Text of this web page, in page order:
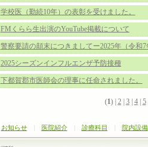
学校医（勤続10年）の表彰を受けました。
FMくらら生出演のYouTube掲載について
警察要請の顛末につきましてー2025年（令和7
2025シーズンインフルエンザ予防接種
下都賀郡市医師会の理事に任命されました。
(1) | 2| 3| 4| 5
お知らせ| 医院紹介| 診療科目 院内設備